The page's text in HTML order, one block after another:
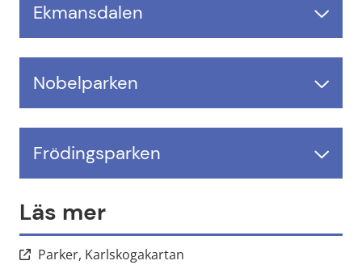
Ekmansdalen
Nobelparken
Frödingsparken
Läs mer
Parker, Karlskogakartan